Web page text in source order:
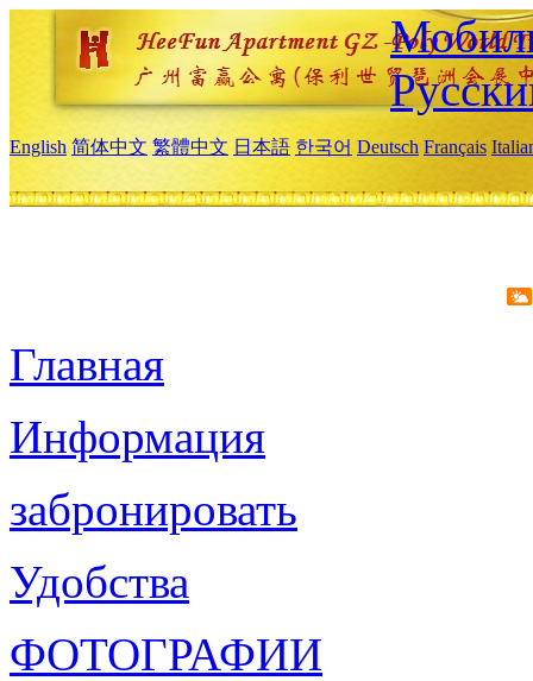
English 简体中文 繁體中文 日本語 한국어 Deutsch Français
Главная
Информация
забронировать
Удобства
ФОТОГРАФИИ